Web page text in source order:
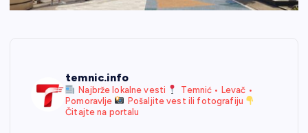
temnic.info
Najbrže lokalne vesti
Temnić • Levač •
Pomoravlje
Pošaljite vest ili fotografiju
Čitajte na portalu